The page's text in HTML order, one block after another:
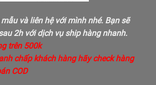
và liên hệ với mình nhé. Bạn sẽ
2h với dịch vụ ship hàng nhanh.
trên 500k
chấp khách hàng hãy check hàng
COD